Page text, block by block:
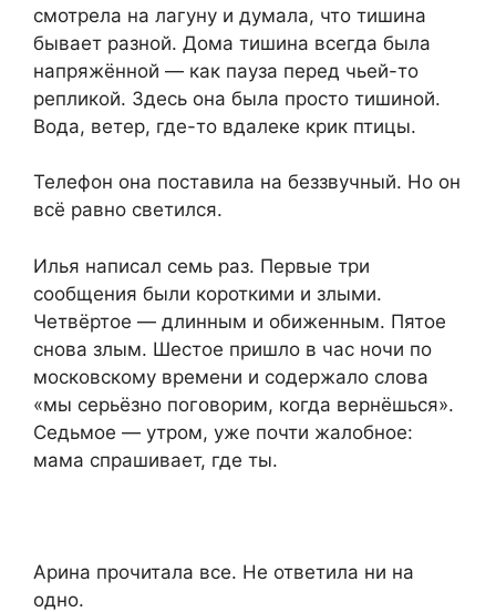
смотрела на лагуну и думала, что тишина
бывает разной. Дома тишина всегда была
напряжённой — как пауза перед чьей-то
репликой. Здесь она была просто тишиной.
Вода, ветер, где-то вдалеке крик птицы.
Телефон она поставила на беззвучный. Но он
всё равно светился.
Илья написал семь раз. Первые три
сообщения были короткими и злыми.
Четвёртое — длинным и обиженным. Пятое
снова злым. Шестое пришло в час ночи по
московскому времени и содержало слова
«мы серьёзно поговорим, когда вернёшься».
Седьмое — утром, уже почти жалобное:
мама спрашивает, где ты.
Арина прочитала все. Не ответила ни на
одно.